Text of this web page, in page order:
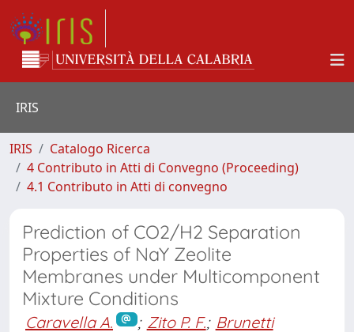
IRIS
IRIS
Catalogo Ricerca
4 Contributo in Atti di Convegno (Proceeding)
4.1 Contributo in Atti di convegno
Prediction of CO2/H2 Separation
Properties of NaY Zeolite
Membranes under Multicomponent
Mixture Conditions
Caravella A. ; Zito P. F.; Brunetti